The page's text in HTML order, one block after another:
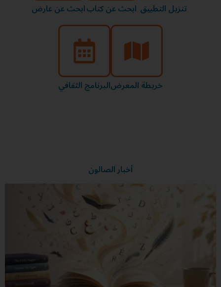
تنزيل التطبيق ابحث عن كتابابحث عن عارض
خريطة المعرضالبرنامج الثقافي
أخبار الصالون